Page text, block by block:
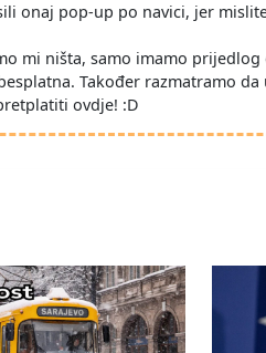
onaj pop-up po navici, jer
mi ništa, samo imamo
Također razmatramo
ovdje! :D